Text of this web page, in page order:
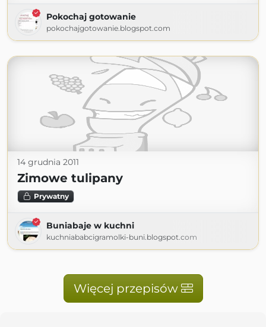
Pokochaj gotowanie
pokochajgotowanie.blogspot.com
14 grudnia 2011
Zimowe tulipany
Prywatny
Buniabaje w kuchni
kuchniababcigramolki-buni.blogspot.com
Więcej przepisów